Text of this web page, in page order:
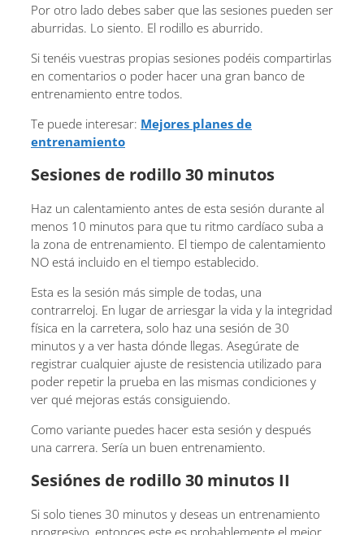
Por otro lado debes saber que las sesiones pueden ser
aburridas. Lo siento. El rodillo es aburrido.
Si tenéis vuestras propias sesiones podéis compartirlas
en comentarios o poder hacer una gran banco de
entrenamiento entre todos.
Te puede interesar: Mejores planes de
entrenamiento
Sesiones de rodillo 30 minutos
Haz un calentamiento antes de esta sesión durante al
menos 10 minutos para que tu ritmo cardíaco suba a
la zona de entrenamiento. El tiempo de calentamiento
NO está incluido en el tiempo establecido.
Esta es la sesión más simple de todas, una
contrarreloj. En lugar de arriesgar la vida y la integridad
física en la carretera, solo haz una sesión de 30
minutos y a ver hasta dónde llegas. Asegúrate de
registrar cualquier ajuste de resistencia utilizado para
poder repetir la prueba en las mismas condiciones y
ver qué mejoras estás consiguiendo.
Como variante puedes hacer esta sesión y después
una carrera. Sería un buen entrenamiento.
Sesiónes de rodillo 30 minutos II
Si solo tienes 30 minutos y deseas un entrenamiento
progresivo, entonces este es probablemente el mejor